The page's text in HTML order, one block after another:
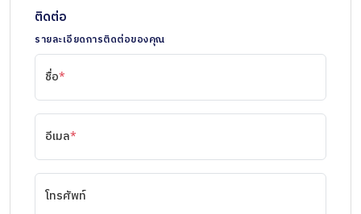
ติดต่อ
รายละเอียดการติดต่อของคุณ
ชื่อ*
อีเมล*
โทรศัพท์